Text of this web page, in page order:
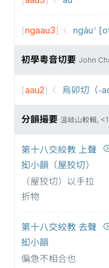
[ngaau3] ngáu꜄
初學粵音切要 John
[aau2] 烏卯切（-
分韻撮要 溫岐山較輯,
第十八交絞教 上聲
抝小韻（屋狡切）
（屋狡切）以手拉
折物
第十八交絞教 去聲
抝小韻
偏急不相合也